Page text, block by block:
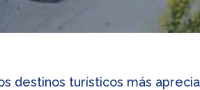
destinos turísticos más